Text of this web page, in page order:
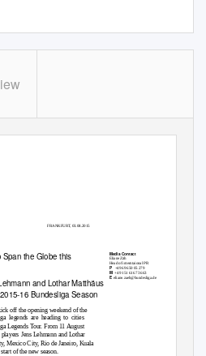
FRANKFURT, 03.08.2015
Media Contact
Eliane Zäh
Head of interntaional PR
Span the Globe this
P +49 69 650 05 279
M
E
+49 151 616 73 663
eliane.zaeh@bundesliga.de
and Lothar Matthäus
16 Bundesliga Season
off the opening weekend of the
legends are heading to cities
Legends Tour. From 11 August
Jens Lehmann and Lothar
Mexico City, Rio de Janeiro, Kuala
of the new season.